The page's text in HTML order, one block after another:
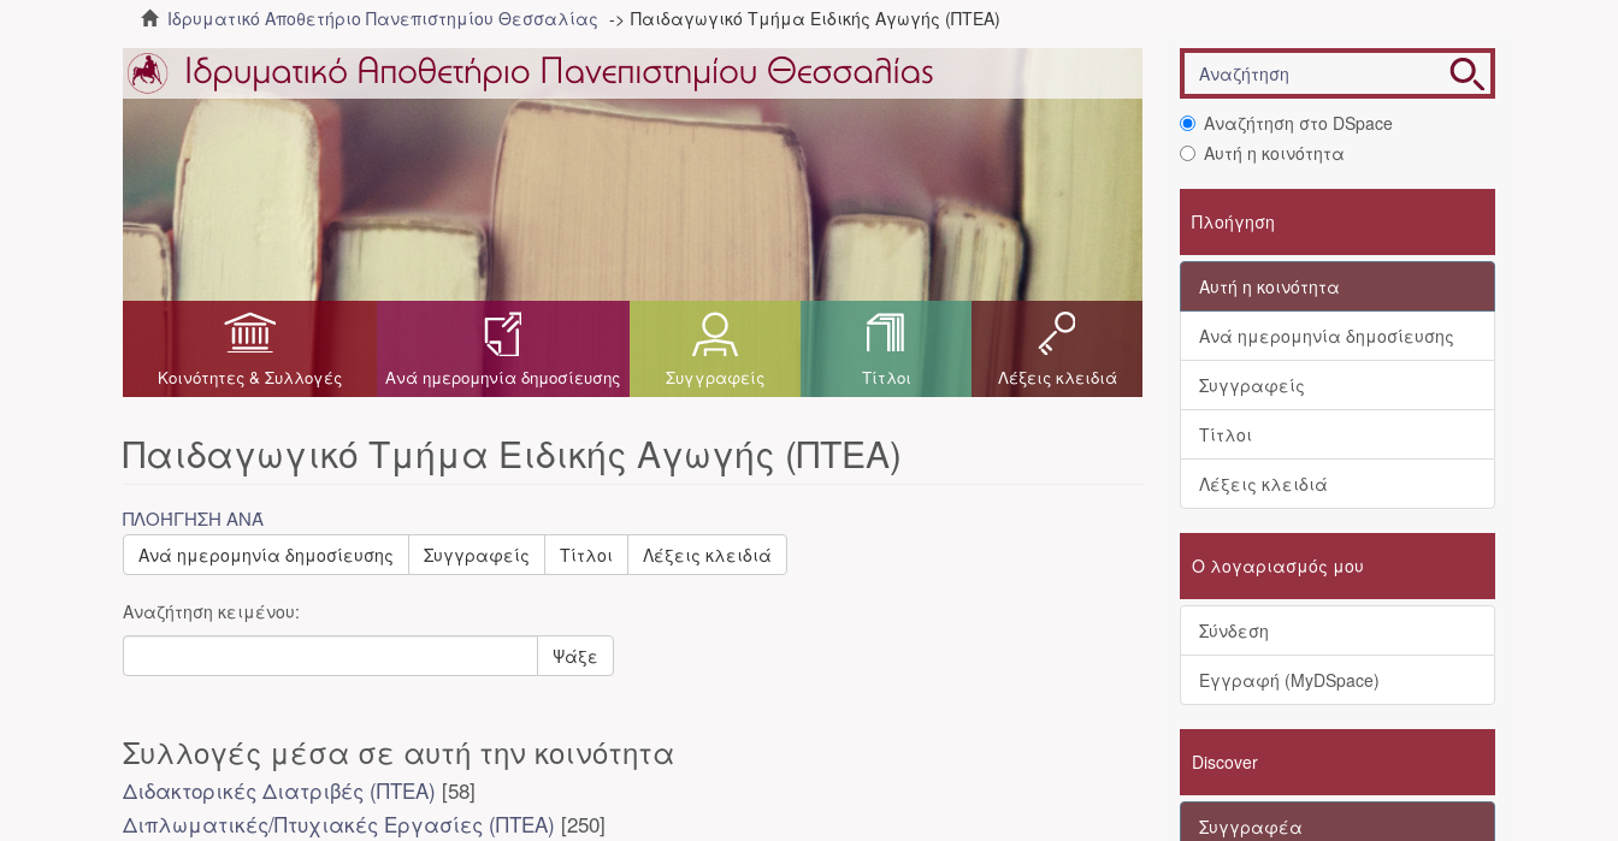
Ιδρυματικό Αποθετήριο Πανεπιστημίου Θεσσαλίας Παιδαγωγικό Τμήμα Ειδικής Αγωγής (ΠΤΕΑ)
Κοινότητες & Συλλογές Ανά ημερομηνία δημοσίευσης Συγγραφείς Τίτλοι Λέξεις κλειδιά
Παιδαγωγικό Τμήμα Ειδικής Αγωγής (ΠΤΕΑ)
ΠΛΟΉΓΗΣΗ ΑΝΆ
Ανά ημερομηνία δημοσίευσης Συγγραφείς Τίτλοι Λέξεις κλειδιά
Αναζήτηση κειμένου:
Ψάξε
Συλλογές μέσα σε αυτή την κοινότητα
Διδακτορικές Διατριβές (ΠΤΕΑ) [58]
Διπλωματικές/Πτυχιακές Εργασίες (ΠΤΕΑ) [250]
Αναζήτηση στο DSpace
Αυτή η κοινότητα
Πλοήγηση
Αυτή η κοινότητα
Ανά ημερομηνία δημοσίευσης
Συγγραφείς
Τίτλοι
Λέξεις κλειδιά
Ο λογαριασμός μου
Σύνδεση
Εγγραφή (MyDSpace)
Discover
Συγγραφέα